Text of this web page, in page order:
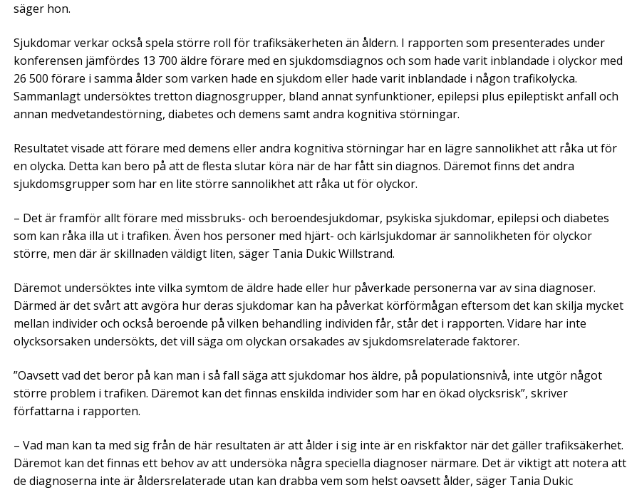
säger hon.
Sjukdomar verkar också spela större roll för trafiksäkerheten än åldern. I rapporten som presenterades under
konferensen jämfördes 13 700 äldre förare med en sjukdomsdiagnos och som hade varit inblandade i olyckor med
26 500 förare i samma ålder som varken hade en sjukdom eller hade varit inblandade i någon trafikolycka.
Sammanlagt undersöktes tretton diagnosgrupper, bland annat synfunktioner, epilepsi plus epileptiskt anfall och
annan medvetandestörning, diabetes och demens samt andra kognitiva störningar.
Resultatet visade att förare med demens eller andra kognitiva störningar har en lägre sannolikhet att råka ut för
en olycka. Detta kan bero på att de flesta slutar köra när de har fått sin diagnos. Däremot finns det andra
sjukdomsgrupper som har en lite större sannolikhet att råka ut för olyckor.
– Det är framför allt förare med missbruks- och beroendesjukdomar, psykiska sjukdomar, epilepsi och diabetes
som kan råka illa ut i trafiken. Även hos personer med hjärt- och kärlsjukdomar är sannolikheten för olyckor
större, men där är skillnaden väldigt liten, säger Tania Dukic Willstrand.
Däremot undersöktes inte vilka symtom de äldre hade eller hur påverkade personerna var av sina diagnoser.
Därmed är det svårt att avgöra hur deras sjukdomar kan ha påverkat körförmågan eftersom det kan skilja mycket
mellan individer och också beroende på vilken behandling individen får, står det i rapporten. Vidare har inte
olycksorsaken undersökts, det vill säga om olyckan orsakades av sjukdomsrelaterade faktorer.
”Oavsett vad det beror på kan man i så fall säga att sjukdomar hos äldre, på populationsnivå, inte utgör något
större problem i trafiken. Däremot kan det finnas enskilda individer som har en ökad olycksrisk”, skriver
författarna i rapporten.
– Vad man kan ta med sig från de här resultaten är att ålder i sig inte är en riskfaktor när det gäller trafiksäkerhet.
Däremot kan det finnas ett behov av att undersöka några speciella diagnoser närmare. Det är viktigt att notera att
de diagnoserna inte är åldersrelaterade utan kan drabba vem som helst oavsett ålder, säger Tania Dukic